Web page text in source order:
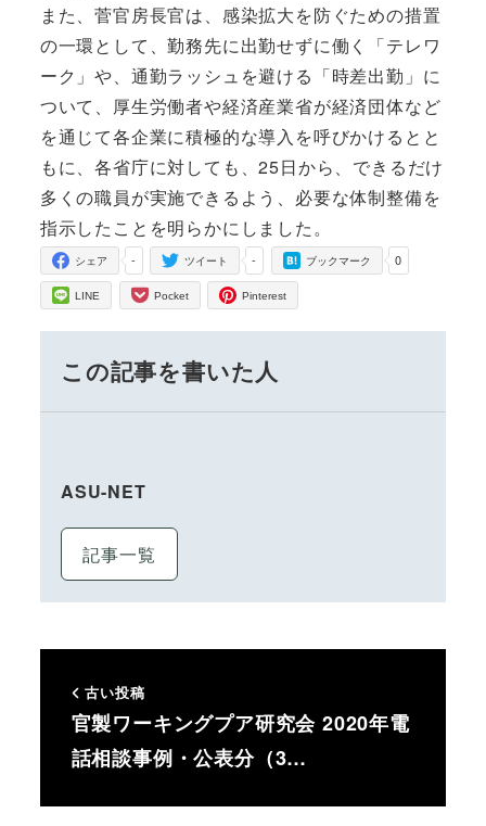
また、菅官房長官は、感染拡大を防ぐための措置
の一環として、勤務先に出勤せずに働く「テレワ
ーク」や、通勤ラッシュを避ける「時差出勤」に
ついて、厚生労働者や経済産業省が経済団体など
を通じて各企業に積極的な導入を呼びかけるとと
もに、各省庁に対しても、25日から、できるだけ
多くの職員が実施できるよう、必要な体制整備を
指示したことを明らかにしました。
-
シェア -
ツイート 0
ブックマーク
LINE Pocket Pinterest
この記事を書いた人
ASU-NET
記事一覧
古い投稿
官製ワーキングプア研究会 2020年電
話相談事例・公表分（3…